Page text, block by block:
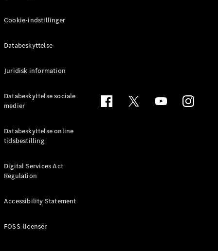
Cookie-indstillinger
Databeskyttelse
Juridisk information
Databeskyttelse sociale
medier
Databeskyttelse online
tidsbestilling
Digital Services Act
Regulation
Accessibility Statement
FOSS-licenser